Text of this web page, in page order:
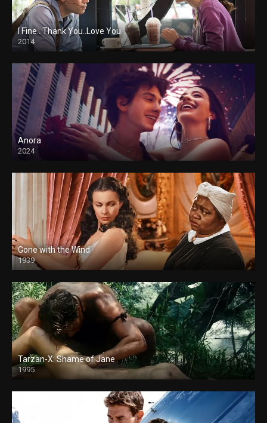
I Fine.. Thank You..Love You
2014
Anora
2024
Gone with the Wind
1939
Tarzan-X: Shame of Jane
1995